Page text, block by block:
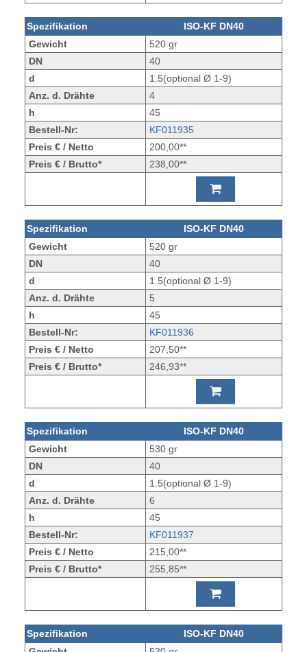
Spezifikation
ISO-KF DN40
Gewicht
520 gr
DN
40
d
1.5(optional Ø 1-9)
Anz. d. Drähte
4
h
45
Bestell-Nr:
KF011935
Preis € / Netto
200,00**
Preis € / Brutto*
238,00**
Spezifikation
ISO-KF DN40
Gewicht
520 gr
DN
40
d
1.5(optional Ø 1-9)
Anz. d. Drähte
5
h
45
Bestell-Nr:
KF011936
Preis € / Netto
207,50**
Preis € / Brutto*
246,93**
Spezifikation
ISO-KF DN40
Gewicht
530 gr
DN
40
d
1.5(optional Ø 1-9)
Anz. d. Drähte
6
h
45
Bestell-Nr:
KF011937
Preis € / Netto
215,00**
Preis € / Brutto*
255,85**
Spezifikation
ISO-KF DN40